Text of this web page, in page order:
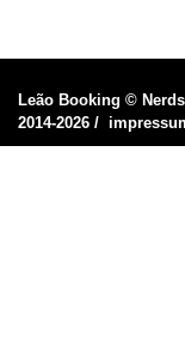
Leão Booking ©
2014-2026 /